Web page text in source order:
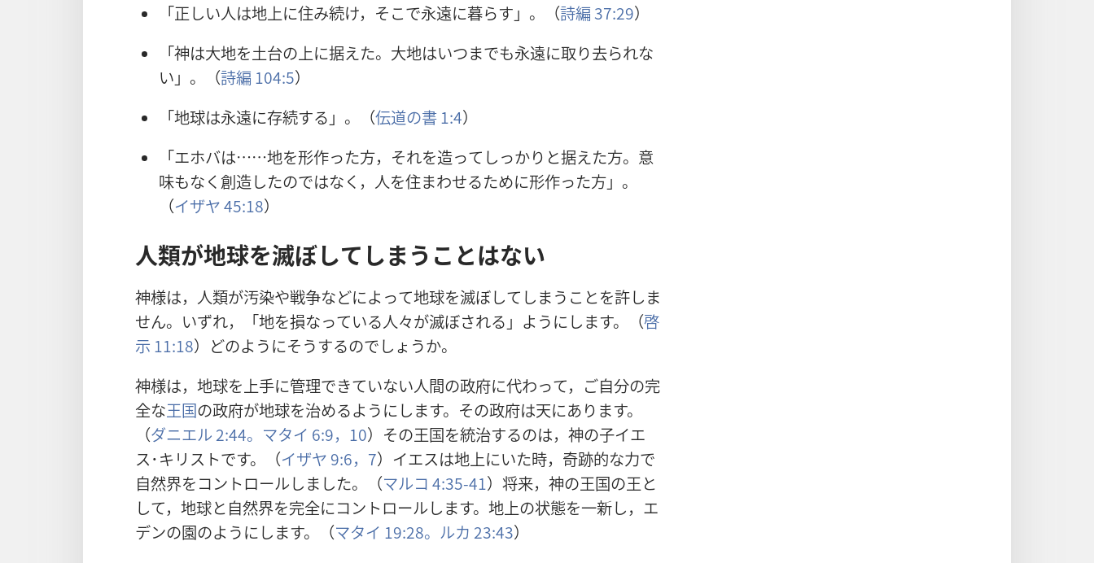
「正しい人は地上に住み続け，そこで永遠に暮らす」。（詩編 37:29）
「神は大地を土台の上に据えた。 大地はいつまでも永遠に取り去られな
い」。（詩編 104:5）
「地球は永遠に存続する」。（伝道の書1:4）
「エホバは……地を形作った方，それを造ってしっかりと据えた方。 意
味もなく 創造したのではなく， 人を住まわせるために形作った方」。
（イザヤ 45:18）
人類が地球を滅ぼしてしまうことはない
神様は， 人類が汚染や戦争などによって地球を滅ぼしてしまうことを許しま
せん。いずれ，「地を損なっている人々が滅ぼされる」ようにします。（啓
示 11:18）どのようにそうするのでしょうか。
神様は， 地球を上手に管理できていない人間の政府に代わって，ご自分の完
全な王国の政府が地球を治めるようにします。その政府は天にあります。
（ダニエル 2:44。 マタイ 6:9，10）その王国を統治するのは， 神の子イエ
ス･キリストです。（イザヤ 9:6，7）イエスは地上にいた時， 奇跡的な力で
自然界をコントロールしました。（マルコ 4:35-41） 将来， 神の王国の王と
して， 地球と自然界を完全にコントロールします。 地上の状態を一新し，エ
デンの園のようにします。（マタイ 19:28。 ルカ 23:43）